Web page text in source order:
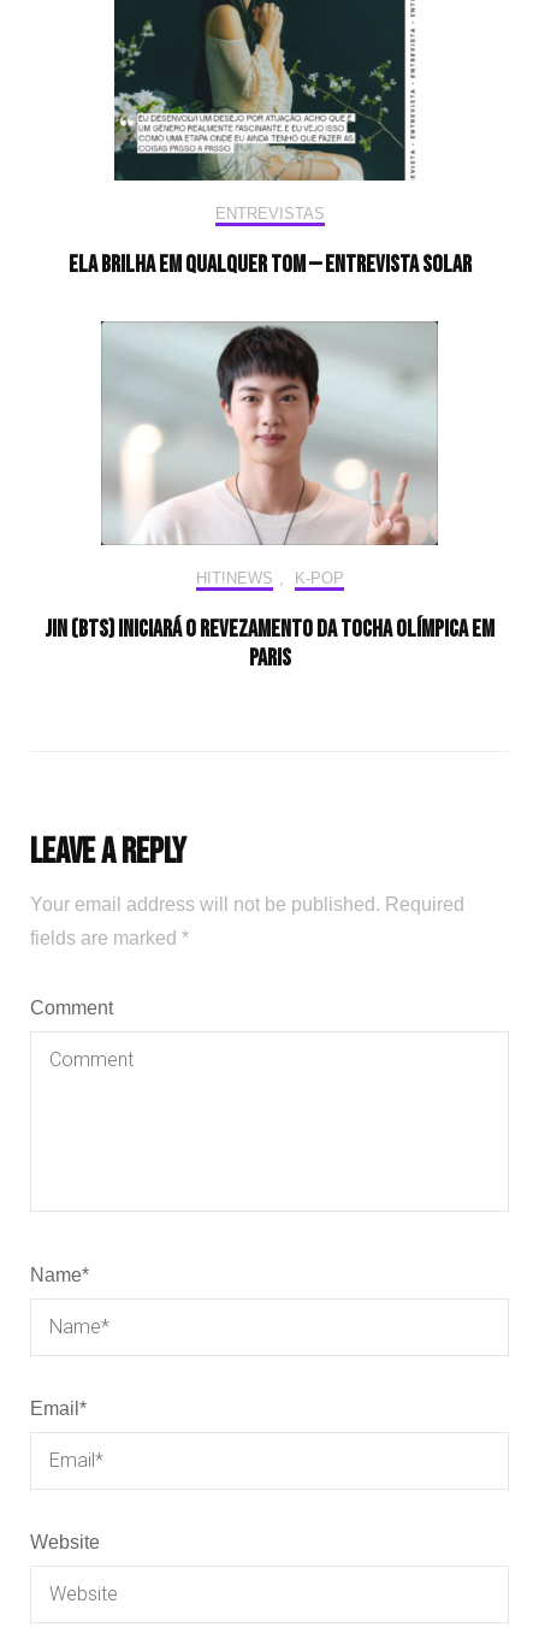
ENTREVISTAS
Ela brilha em qualquer tom — Entrevista Solar
HIT!NEWS , K-POP
Jin (BTS) iniciará o revezamento da tocha olímpica em
Paris
Leave a Reply
Your email address will not be published. Required
fields are marked *
Comment
Name*
Email *
Website